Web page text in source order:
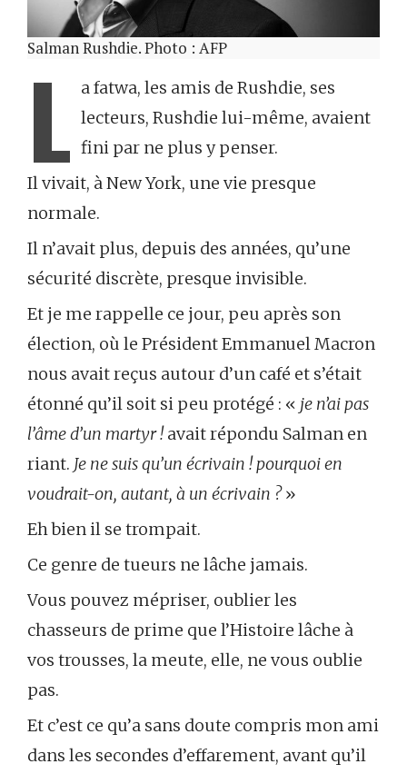
Salman Rushdie. Photo : AFP
L a fatwa, les amis de Rushdie, ses
lecteurs, Rushdie lui-même, avaient
fini par ne plus y penser.
Il vivait, à New York, une vie presque
normale.
Il n’avait plus, depuis des années, qu’une
sécurité discrète, presque invisible.
Et je me rappelle ce jour, peu après son
élection, où le Président Emmanuel Macron
nous avait reçus autour d’un café et s’était
étonné qu’il soit si peu protégé : « je n’ai pas
l’âme d’un martyr!avait répondu Salman en
riant. Je ne suis qu’un écrivain ! pourquoi en
voudrait-on, autant, à un écrivain ?»
Eh bien il se trompait.
Ce genre de tueurs ne lâche jamais.
Vous pouvez mépriser, oublier les
chasseurs de prime que l’Histoire lâche à
vos trousses, la meute, elle, ne vous oublie
pas.
Et c’est ce qu’a sans doute compris mon ami
dans les secondes d’effarement, avant qu’il